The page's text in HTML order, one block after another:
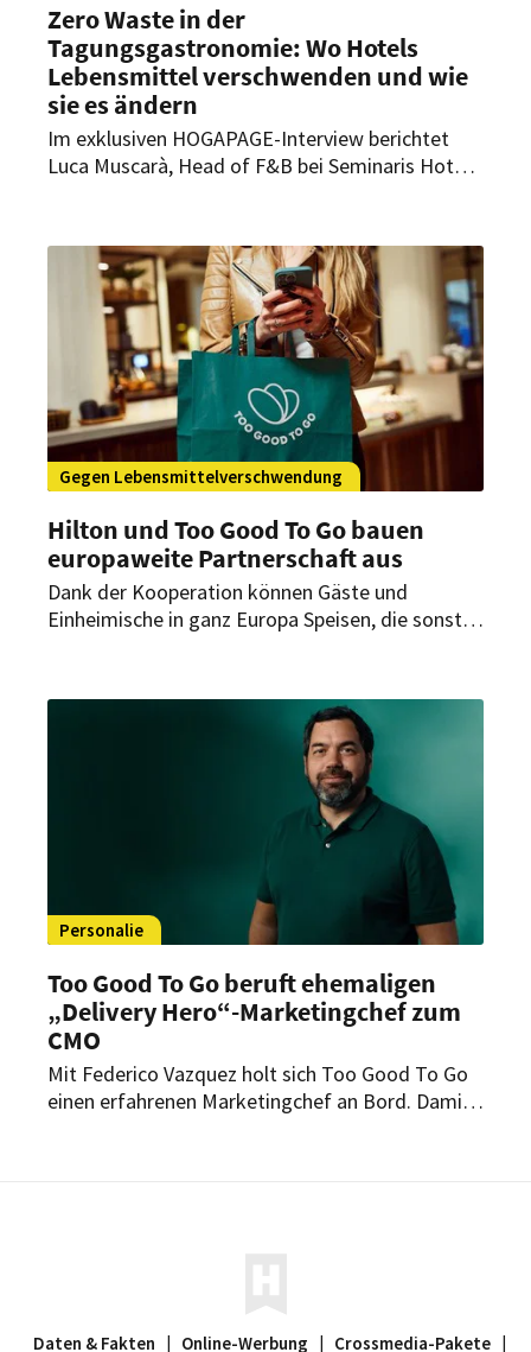
Zero Waste in der
Tagungsgastronomie: Wo Hotels
Lebensmittel verschwenden und wie
sie es ändern
Im exklusiven HOGAPAGE-Interview berichtet
Luca Muscarà, Head of F&B bei Seminaris Hotels,
Christin Piovano, Head of Convention Sales,
erklärt, welche Rolle das Thema im Verkauf von
Events spielt und welche Erwartungen Kunden
aktuell haben.
Gegen Lebensmittelverschwendung
Hilton und Too Good To Go bauen
europaweite Partnerschaft aus
Dank der Kooperation können Gäste und
Einheimische in ganz Europa Speisen, die sonst
mit der größten Länderabdeckung auf der
Plattform. Mehr als 130 seiner Hotels sind
bereits in 14 europäischen Ländern an die App
Personalie
Too Good To Go beruft ehemaligen
„Delivery Hero“-Marketingchef zum
CMO
Mit Federico Vazquez holt sich Too Good To Go
einen erfahrenen Marketingchef an Bord. Damit
Daten & Fakten | Online-Werbung | Crossmedia-Pakete |